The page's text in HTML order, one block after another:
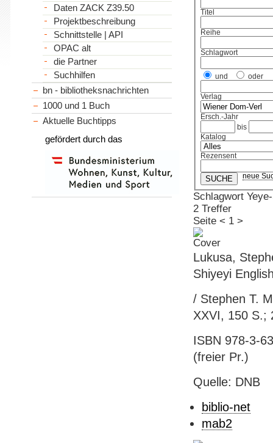
Titel
Reihe
Schlagwort
und oder
Verlag
Ersch.-Jahr
bis
Katalog
Rezensent
neue
Schlagwort
2 Treffer
Seite < 1 >
Lukusa,
Shiyeyi
/ Stephen T.
XXVI, 150 S.;
ISBN 978-3-
(freier Pr.)
Quelle: DNB
biblio-net
mab2
Daten ZACK Z39.50
Projektbeschreibung
Schnittstelle | API
OPAC alt
die Partner
Suchhilfen
bn - bibliotheksnachrichten
1000 und 1 Buch
Aktuelle Buchtipps
gefördert durch das